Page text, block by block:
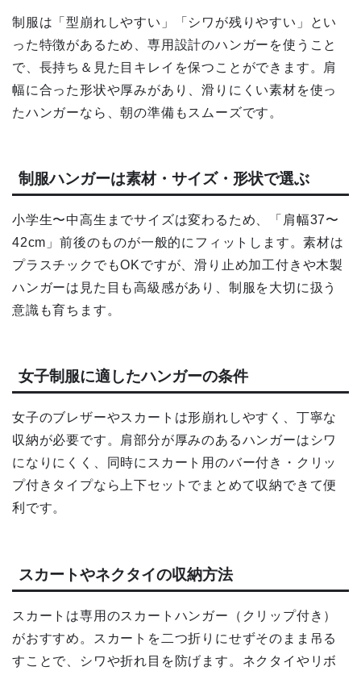
制服は「型崩れしやすい」「シワが残りやすい」とい
った特徴があるため、専用設計のハンガーを使うこと
で、長持ち＆見た目キレイを保つことができます。肩
幅に合った形状や厚みがあり、滑りにくい素材を使っ
たハンガーなら、朝の準備もスムーズです。
制服ハンガーは素材・サイズ・形状で選ぶ
小学生〜中高生までサイズは変わるため、「肩幅37〜
42cm」前後のものが一般的にフィットします。素材は
プラスチックでもOKですが、滑り止め加工付きや木製
ハンガーは見た目も高級感があり、制服を大切に扱う
意識も育ちます。
女子制服に適したハンガーの条件
女子のブレザーやスカートは形崩れしやすく、丁寧な
収納が必要です。肩部分が厚みのあるハンガーはシワ
になりにくく、同時にスカート用のバー付き・クリッ
プ付きタイプなら上下セットでまとめて収納できて便
利です。
スカートやネクタイの収納方法
スカートは専用のスカートハンガー（クリップ付き）
がおすすめ。スカートを二つ折りにせずそのまま吊る
すことで、シワや折れ目を防げます。ネクタイやリボ